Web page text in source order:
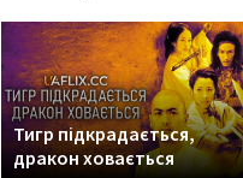
Тигр підкрадається,
дракон ховається